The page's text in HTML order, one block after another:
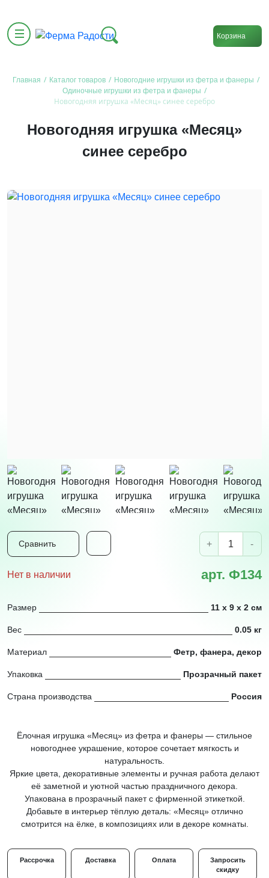
Корзина
Главная / Каталог товаров / Новогодние игрушки из фетра и фанеры /
Одиночные игрушки из фетра и фанеры /
Новогодняя игрушка «Месяц» синее серебро
Новогодняя игрушка «Месяц»
синее серебро
Сравнить + -
Нет в наличии арт. Ф134
Размер 11 х 9 х 2 см
Вес 0.05 кг
Материал Фетр, фанера, декор
Упаковка Прозрачный пакет
Страна производства Россия
Ёлочная игрушка «Месяц» из фетра и фанеры — стильное
новогоднее украшение, которое сочетает мягкость и
натуральность.
Яркие цвета, декоративные элементы и ручная работа делают
её заметной и уютной частью праздничного декора.
Упакована в прозрачный пакет с фирменной этикеткой.
Добавьте в интерьер тёплую деталь: «Месяц» отлично
смотрится на ёлке, в композициях или в декоре комнаты.
Рассрочка Доставка Оплата
Запросить
скидку